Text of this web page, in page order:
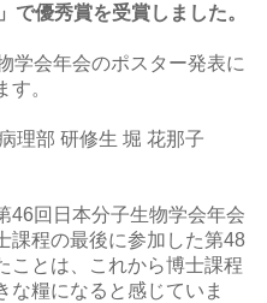
優秀賞を受賞しました。
学会年会のポスター発表に
。
理部 研修生 堀 花那子
46回日本分子生物学会年会
課程の最後に参加した第48
ことは、これから博士課程
な糧になると感じていま